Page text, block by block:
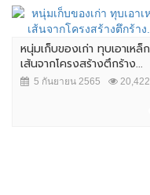
หนุ่มเก็บของเก่า ทุบเอาเหล็ก
เส้นจากโครงสร้างตึกร้าง...
5 กันยายน 2565 20,422